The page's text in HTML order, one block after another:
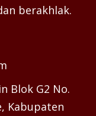
berakhlak.
Blok G2 No.
Kabupaten